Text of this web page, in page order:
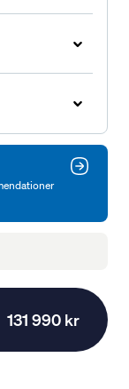
131 990 kr